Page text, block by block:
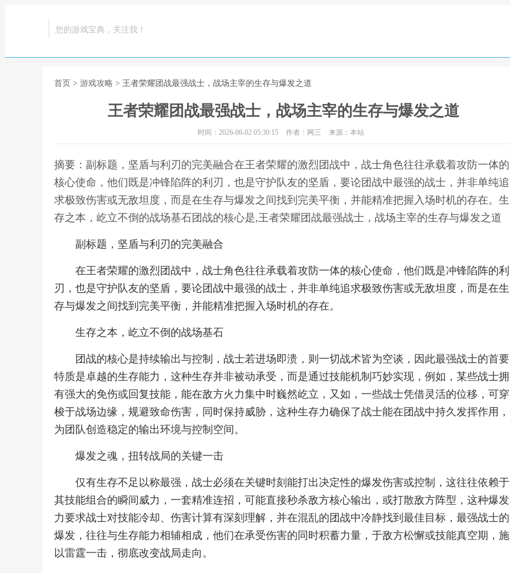
您的游戏宝典，关注我！
首页 > 游戏攻略 > 王者荣耀团战最强战士，战场主宰的生存与爆发之道
王者荣耀团战最强战士，战场主宰的生存与爆发之道
时间：2026-06-02 05:30:15 作者：网三 来源：本站
摘要：副标题，坚盾与利刃的完美融合在王者荣耀的激烈团战中，战士角色往往承载着攻防一体的
核心使命，他们既是冲锋陷阵的利刃，也是守护队友的坚盾，要论团战中最强的战士，并非单纯追
求极致伤害或无敌坦度，而是在生存与爆发之间找到完美平衡，并能精准把握入场时机的存在。生
存之本，屹立不倒的战场基石团战的核心是,王者荣耀团战最强战士，战场主宰的生存与爆发之道
副标题，坚盾与利刃的完美融合
在王者荣耀的激烈团战中，战士角色往往承载着攻防一体的核心使命，他们既是冲锋陷阵的利
刃，也是守护队友的坚盾，要论团战中最强的战士，并非单纯追求极致伤害或无敌坦度，而是在生
存与爆发之间找到完美平衡，并能精准把握入场时机的存在。
生存之本，屹立不倒的战场基石
团战的核心是持续输出与控制，战士若进场即溃，则一切战术皆为空谈，因此最强战士的首要
特质是卓越的生存能力，这种生存并非被动承受，而是通过技能机制巧妙实现，例如，某些战士拥
有强大的免伤或回复技能，能在敌方火力集中时巍然屹立，又如，一些战士凭借灵活的位移，可穿
梭于战场边缘，规避致命伤害，同时保持威胁，这种生存力确保了战士能在团战中持久发挥作用，
为团队创造稳定的输出环境与控制空间。
爆发之魂，扭转战局的关键一击
仅有生存不足以称最强，战士必须在关键时刻能打出决定性的爆发伤害或控制，这往往依赖于
其技能组合的瞬间威力，一套精准连招，可能直接秒杀敌方核心输出，或打散敌方阵型，这种爆发
力要求战士对技能冷却、伤害计算有深刻理解，并在混乱的团战中冷静找到最佳目标，最强战士的
爆发，往往与生存能力相辅相成，他们在承受伤害的同时积蓄力量，于敌方松懈或技能真空期，施
以雷霆一击，彻底改变战局走向。